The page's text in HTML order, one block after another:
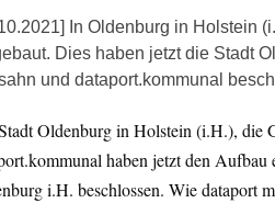
In Oldenburg in Holstein
Dies haben jetzt die Stadt
und dataport.kommunal
Oldenburg in Holstein (i.H.), die
haben jetzt den
i.H. beschlossen. Wie dataport